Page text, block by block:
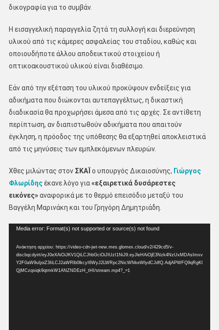
δικογραφία για το συμβάν.
Η εισαγγελική παραγγελία ζητά τη συλλογή και διερεύνηση
υλικού από τις κάμερες ασφαλείας του σταδίου, καθώς και
οποιουδήποτε άλλου αποδεικτικού στοιχείου ή
οπτικοακουστικού υλικού είναι διαθέσιμο.
Εάν από την εξέταση του υλικού προκύψουν ενδείξεις για
αδικήματα που διώκονται αυτεπαγγέλτως, η δικαστική
διαδικασία θα προχωρήσει άμεσα από τις αρχές. Σε αντίθετη
περίπτωση, αν διαπιστωθούν αδικήματα που απαιτούν
έγκληση, η πρόοδος της υπόθεσης θα εξαρτηθεί αποκλειστικά
από τις μηνύσεις των εμπλεκόμενων πλευρών.
Χθες μιλώντας στον ΣΚΑΪ ο υπουργός Δικαιοσύνης, Γιώργος
Φλωρίδηςέκανε λόγο για«εξαιρετικά δυσάρεστες
εικόνες»αναφορικά με το θερμό επεισόδιο μεταξύ του
Βαγγέλη Μαρινάκη και του Γρηγόρη Δημητριάδη.
Πρόγραμμα
Βίντεο
Media error: Format(s) not supported or source(s) not found
Ανάκτηση αρχείου: https://video-cdn-jwt-new.mes.glomex.cloud/v2/429cd5/v-
discbqcdyirt/eyJ0eXAiOiJKV1QiLCJhbGciOiJIUzI1NiJ9.eyJleHAiOjE3Nzk4NzUxMDAsImxv
Y2F0aW9uIjoiZ3IiLCJ2aWRlb0lkcyI6WyJ2LWRpc2NicWNkeWlydCJdfQ.AdjAPWFQ9qRgKI
QjMCzqsiqk9qtmkW1ANZNDEzH_tHI/stream.mp4?_=1